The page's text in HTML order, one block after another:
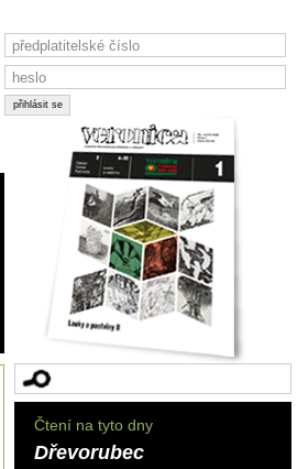
Čtení na tyto dny
Dřevorubec